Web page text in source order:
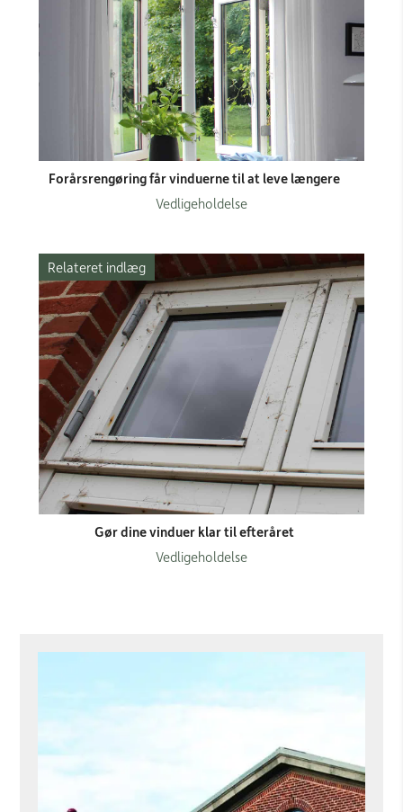
Forårsrengøring får vinduerne til at leve længere
Vedligeholdelse
Relateret indlæg
Gør dine vinduer klar til efteråret
Vedligeholdelse